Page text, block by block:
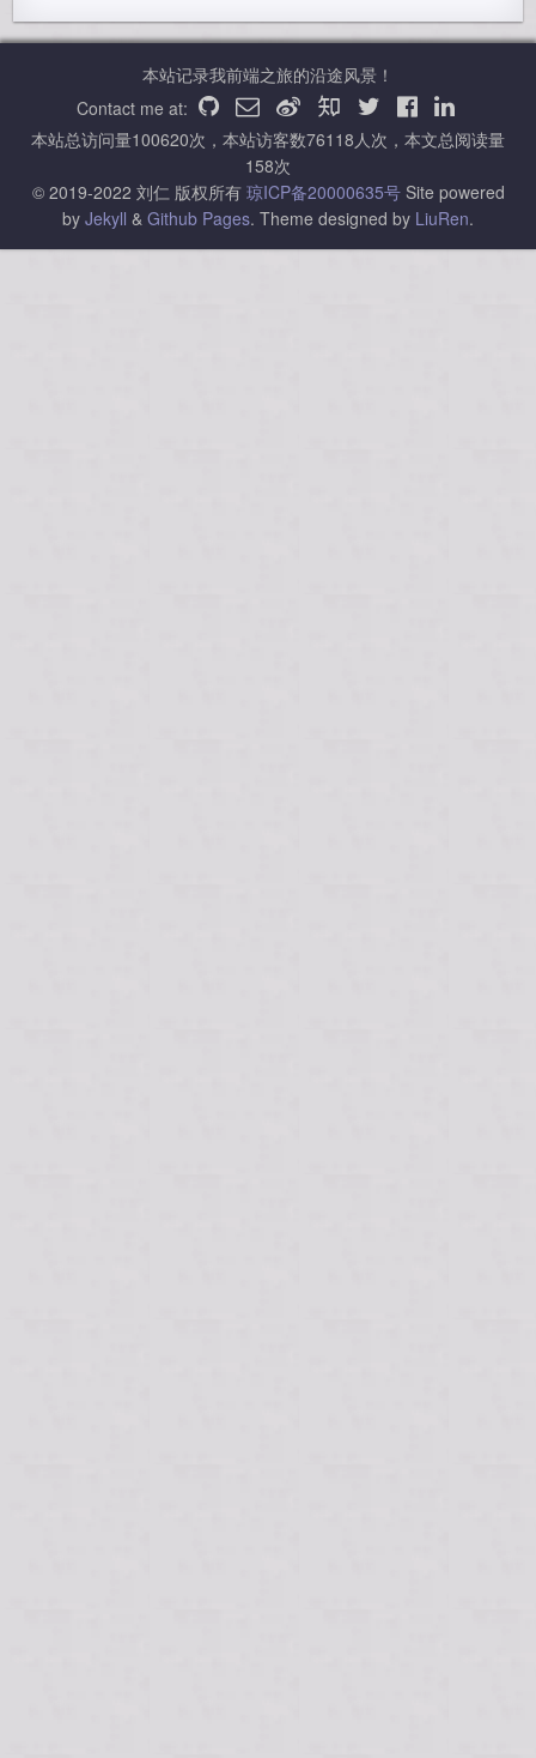
本站记录我前端之旅的沿途风景！
Contact me at:
本站总访问量100620次，本站访客数76118人次，本文总阅读量
158次
© 2019-2022 刘仁 版权所有 琼ICP备20000635号 Site powered
by Jekyll & Github Pages. Theme designed by LiuRen.